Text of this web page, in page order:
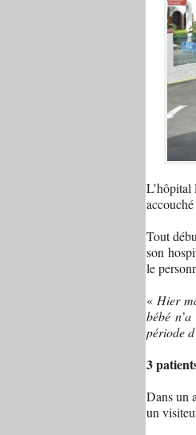
Tout
son
le
«Hier
bébé
période
3
Dans un
un